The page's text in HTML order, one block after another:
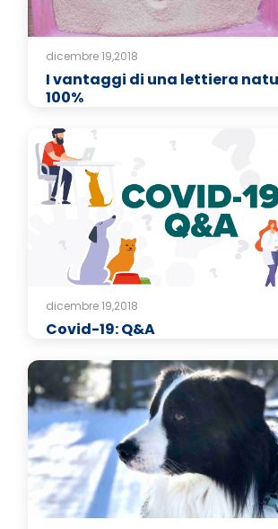
dicembre 19,2018
I vantaggi di una lettiera
100%
dicembre 19,2018
Covid-19: Q&A